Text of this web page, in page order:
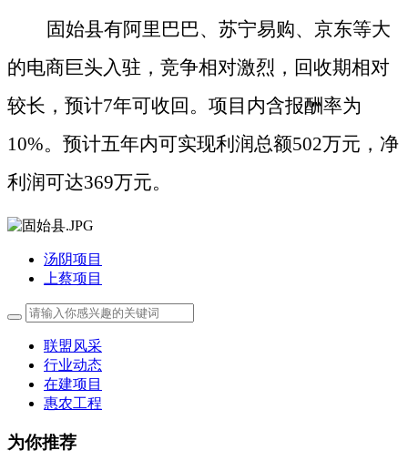
固始县有阿里巴巴、苏宁易购、京东等大
的电商巨头入驻，竞争相对激烈，回收期相对
较长，预计7年可收回。项目内含报酬率为
10%。预计五年内可实现利润总额502万元，净
利润可达369万元。
汤阴项目
上蔡项目
联盟风采
行业动态
在建项目
惠农工程
为你推荐